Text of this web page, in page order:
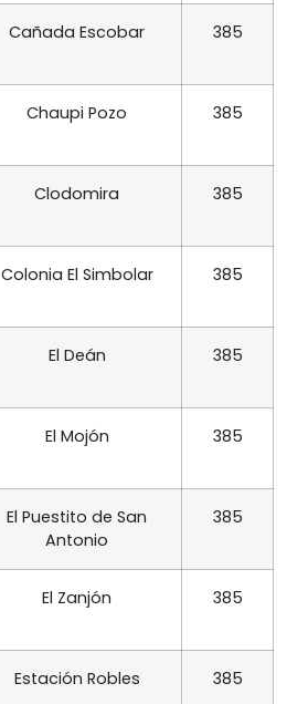
Cañada Escobar 385
Chaupi Pozo 385
Clodomira 385
Colonia El Simbolar 385
El Deán 385
El Mojón 385
El Puestito de San
Antonio
385
El Zanjón 385
Estación Robles 385